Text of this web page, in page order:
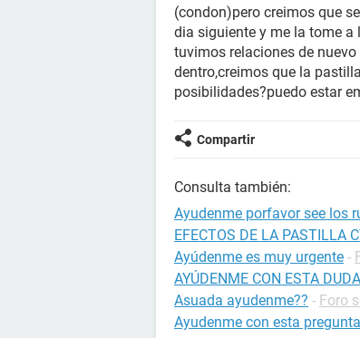
(condon)pero creimos que
dia siguiente y me la tome a
tuvimos relaciones de
dentro,creimos que la
posibilidades?puedo estar
Compartir
Consulta también:
Ayudenme porfavor see los
EFECTOS DE LA PASTILLA
Ayúdenme es muy urgente -
AYÚDENME CON ESTA DUDA
Asuada ayudenme?? - Foro
Ayudenme con esta pregunta